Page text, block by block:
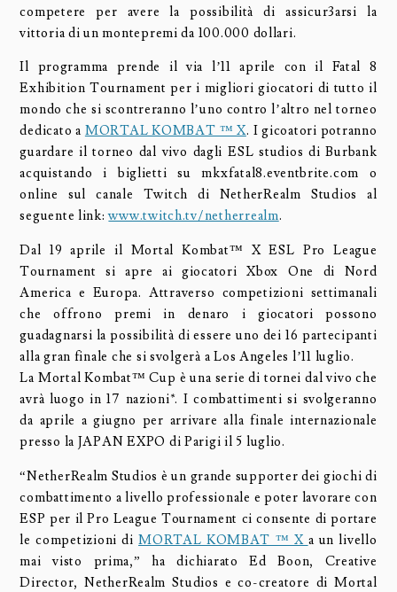
competere per avere la possibilità di assicur3arsi la
vittoria di un montepremi da 100.000 dollari.
Il programma prende il via l’11 aprile con il Fatal 8
Exhibition Tournament per i migliori giocatori di tutto il
mondo che si scontreranno l’uno contro l’altro nel torneo
dedicato a MORTAL KOMBAT ™ X. I gicoatori potranno
guardare il torneo dal vivo dagli ESL studios di Burbank
acquistando i biglietti su mkxfatal8.eventbrite.com o
online sul canale Twitch di NetherRealm Studios al
seguente link:www.twitch.tv/netherrealm.
Dal 19 aprile il Mortal Kombat™ X ESL Pro League
Tournament si apre ai giocatori Xbox One di Nord
America e Europa. Attraverso competizioni settimanali
che offrono premi in denaro i giocatori possono
guadagnarsi la possibilità di essere uno dei 16 partecipanti
alla gran finale che si svolgerà a Los Angeles l’11 luglio.
La Mortal Kombat™ Cup è una serie di tornei dal vivo che
avrà luogo in 17 nazioni*. I combattimenti si svolgeranno
da aprile a giugno per arrivare alla finale internazionale
presso la JAPAN EXPO di Parigi il 5 luglio.
“NetherRealm Studios è un grande supporter dei giochi di
combattimento a livello professionale e poter lavorare con
ESP per il Pro League Tournament ci consente di portare
le competizioni diMORTAL KOMBAT ™ X a un livello
mai visto prima,” ha dichiarato Ed Boon, Creative
Director, NetherRealm Studios e co-creatore di Mortal